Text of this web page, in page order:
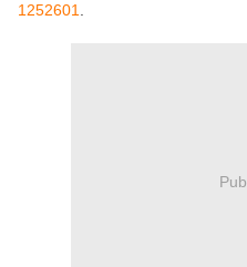
1252601